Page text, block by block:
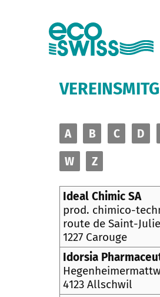
A B C D
W Z
Ideal Chimic SA
prod. chimico-
route de Saint-
1227 Carouge
Idorsia
4123 Allschwil